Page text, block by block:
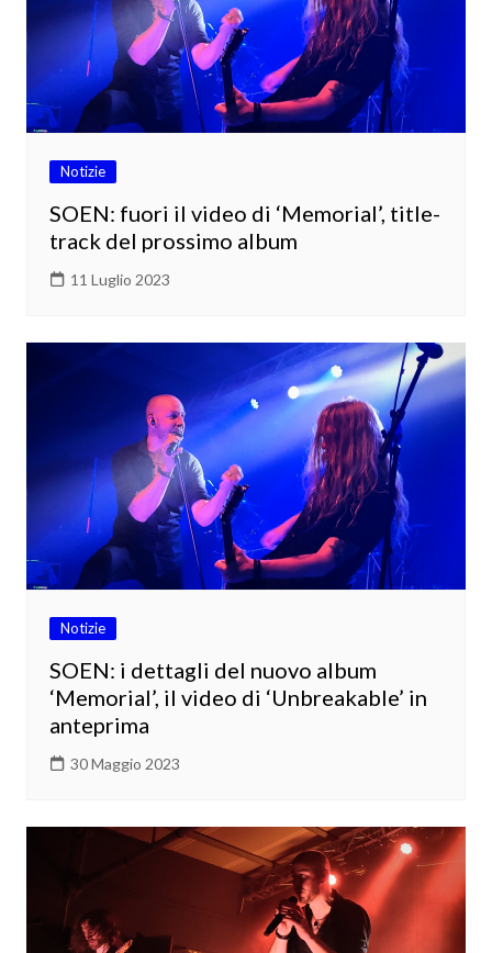
Notizie
SOEN: fuori il video di ‘Memorial’, title-
track del prossimo album
11 Luglio 2023
Notizie
SOEN: i dettagli del nuovo album
‘Memorial’, il video di ‘Unbreakable’ in
anteprima
30 Maggio 2023